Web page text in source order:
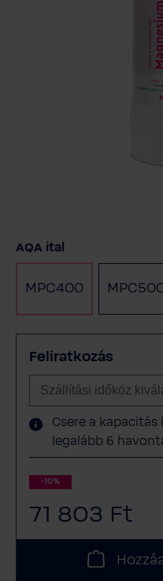
A
Válasszon
AQA ital
MPC400
Feliratkozás
Csere a
legalább 6
-10%
71 803 Ft